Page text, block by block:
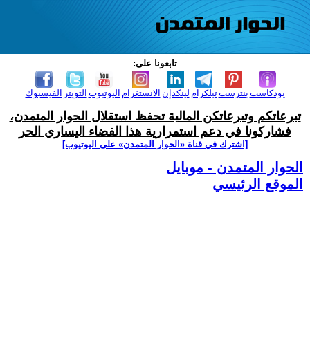
تابعونا على:
الفيسبوك التويتر اليوتيوب الانستغرام لينكدإن تيلكرامبنترست بودكاست
تبرعاتكم وتبرعاتكن المالية تحفظ استقلال الحوار المتمدن،
فشاركونا في دعم استمرارية هذا الفضاء اليساري الحر
[اشترك في قناة ‫«الحوار المتمدن» على اليوتيوب]
الحوار المتمدن - موبايل
الموقع الرئيسي